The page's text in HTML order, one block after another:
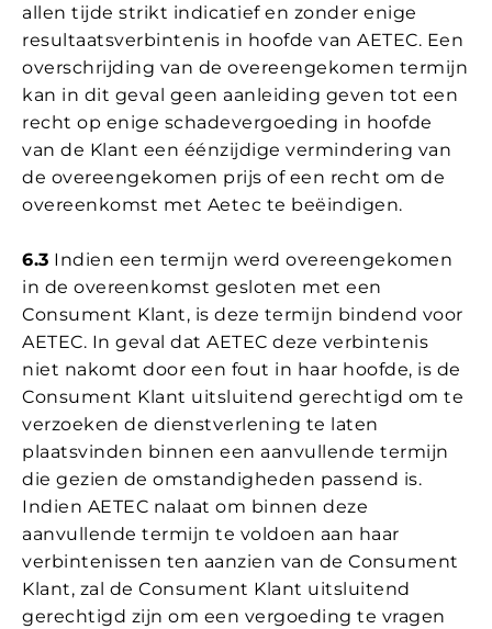
allen tijde strikt indicatief en zonder enige
resultaatsverbintenis in hoofde van AETEC. Een
overschrijding van de overeengekomen termijn
kan in dit geval geen aanleiding geven tot een
recht op enige schadevergoeding in hoofde
van de Klant een éénzijdige vermindering van
de overeengekomen prijs of een recht om de
overeenkomst met Aetec te beëindigen.
6.3 Indien een termijn werd overeengekomen
in de overeenkomst gesloten met een
Consument Klant, is deze termijn bindend voor
AETEC. In geval dat AETEC deze verbintenis
niet nakomt door een fout in haar hoofde, is de
Consument Klant uitsluitend gerechtigd om te
verzoeken de dienstverlening te laten
plaatsvinden binnen een aanvullende termijn
die gezien de omstandigheden passend is.
Indien AETEC nalaat om binnen deze
aanvullende termijn te voldoen aan haar
verbintenissen ten aanzien van de Consument
Klant, zal de Consument Klant uitsluitend
gerechtigd zijn om een vergoeding te vragen